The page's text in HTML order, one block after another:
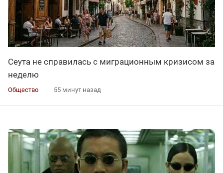
Сеута не справилась с миграционным кризисом за
неделю
Общество 55 минут назад